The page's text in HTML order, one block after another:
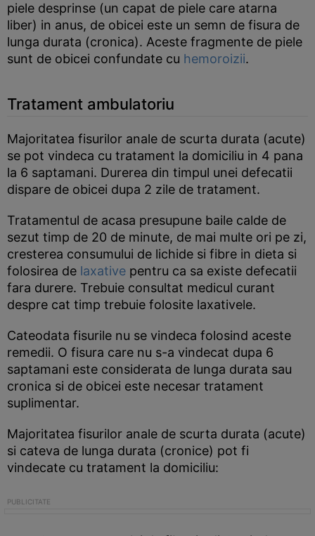
piele desprinse (un capat de piele care atarna
liber) in anus, de obicei este un semn de fisura de
lunga durata (cronica). Aceste fragmente de piele
sunt de obicei confundate cu hemoroizii.
Tratament ambulatoriu
Majoritatea fisurilor anale de scurta durata (acute)
se pot vindeca cu tratament la domiciliu in 4 pana
la 6 saptamani. Durerea din timpul unei defecatii
dispare de obicei dupa 2 zile de tratament.
Tratamentul de acasa presupune baile calde de
sezut timp de 20 de minute, de mai multe ori pe zi,
cresterea consumului de lichide si fibre in dieta si
folosirea de laxative pentru ca sa existe defecatii
fara durere. Trebuie consultat medicul curant
despre cat timp trebuie folosite laxativele.
Cateodata fisurile nu se vindeca folosind aceste
remedii. O fisura care nu s-a vindecat dupa 6
saptamani este considerata de lunga durata sau
cronica si de obicei este necesar tratament
suplimentar.
Majoritatea fisurilor anale de scurta durata (acute)
si cateva de lunga durata (cronice) pot fi
vindecate cu tratament la domiciliu: